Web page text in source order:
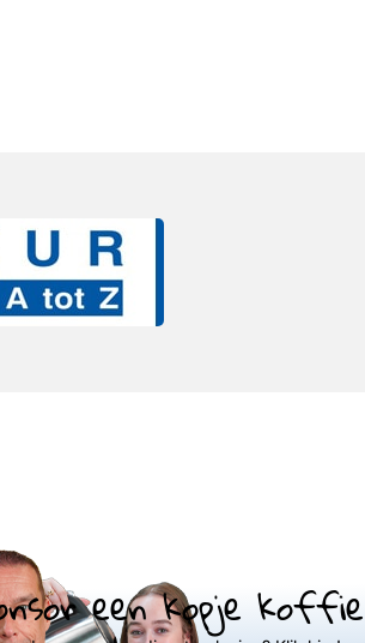
een kopje koffie